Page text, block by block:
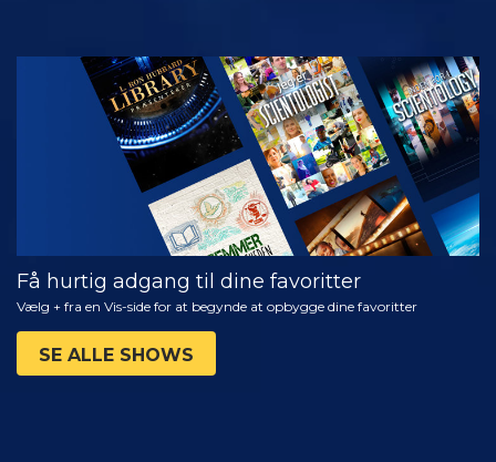
SE
UDFORSK
SERIEN
Få hurtig adgang til dine favoritter
Vælg + fra en Vis-side for at begynde at opbygge dine favoritter
SE ALLE SHOWS